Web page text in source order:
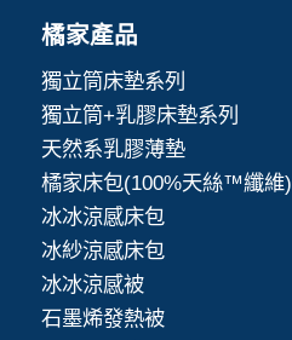
橘家產品
獨立筒床墊系列
獨立筒+乳膠床墊系列
天然系乳膠薄墊
橘家床包(100%天絲™纖維)
冰冰涼感床包
冰紗涼感床包
冰冰涼感被
石墨烯發熱被